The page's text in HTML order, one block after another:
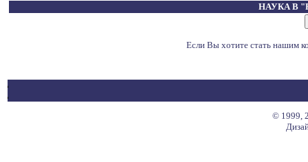
НАУКА В
Если Вы хотите стать нашим
© 1999,